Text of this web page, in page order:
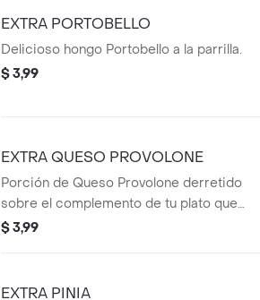
EXTRA PORTOBELLO
Delicioso hongo Portobello a la parrilla.
$ 3,99
EXTRA QUESO PROVOLONE
Porción de Queso Provolone derretido
sobre el complemento de tu plato que
elijas.
$ 3,99
EXTRA PINIA